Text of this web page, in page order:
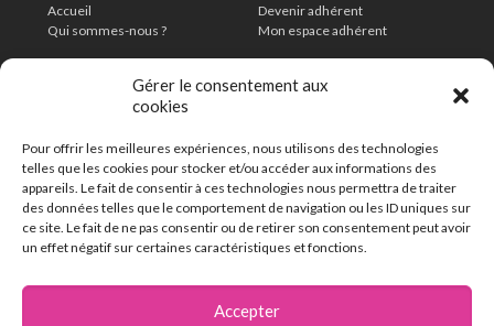
Gérer le consentement aux
cookies
Pour offrir les meilleures expériences, nous utilisons des technologies
telles que les cookies pour stocker et/ou accéder aux informations des
appareils. Le fait de consentir à ces technologies nous permettra de traiter
des données telles que le comportement de navigation ou les ID uniques sur
ce site. Le fait de ne pas consentir ou de retirer son consentement peut avoir
un effet négatif sur certaines caractéristiques et fonctions.
Accepter
Accueil
Qui sommes-nous ?
Devenir adhérent
Mon espace adhérent
Mentions légales
Politique de confidentialité
Charte de modération
En savoir plus
FAQ
Contact